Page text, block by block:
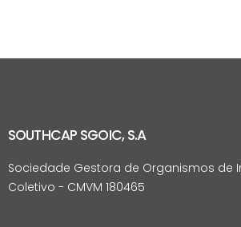
SOUTHCAP SGOIC, S.A
Sociedade Gestora de Organismos de
Coletivo - CMVM 180465